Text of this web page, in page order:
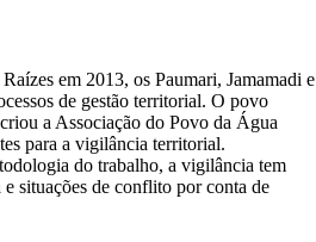
em 2013, os Paumari, Jamamadi e
de gestão territorial. O povo
a Associação do Povo da Água
para a vigilância territorial.
do trabalho, a vigilância tem
e situações de conflito por conta de